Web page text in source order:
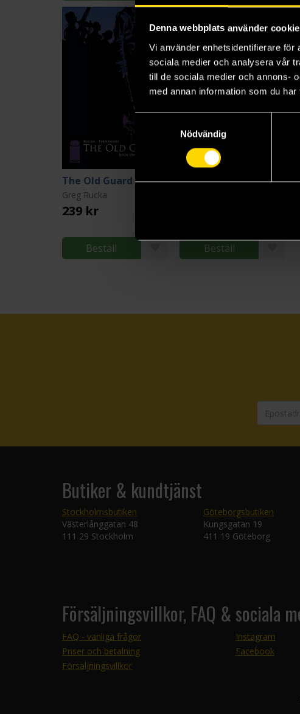
Denna webbplats använder
Vi använder enhetsidentifierare för
sociala medier och analysera vår
till de sociala medier och annons-
med annan information som du
Nödvändig
The Old Guard Book 1: Opening Fire
Greg Rucka
239 kr
Beställ
The Old Guard: Tales Through Time
Beställ
Butiker & kundtjänst
Stockholmsbutiken
Västerlånggatan 48
111 29 Stockholm
Göteborgsbutiken
Kungsgatan 19
411 19 Göteborg
Försäljningsvillkor, FAQ & sociala
FAQ - vanliga frågor
Priser och betalning
Försäljningsvillkor
Instagram
Facebook